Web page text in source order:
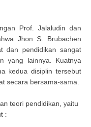
Prof. Jalaludin dan
Jhon S. Brubachen
dan pendidikan sangat
yang lainnya. Kuatnya
kedua disiplin tersebut
secara bersama-sama.
teori pendidikan, yaitu
: